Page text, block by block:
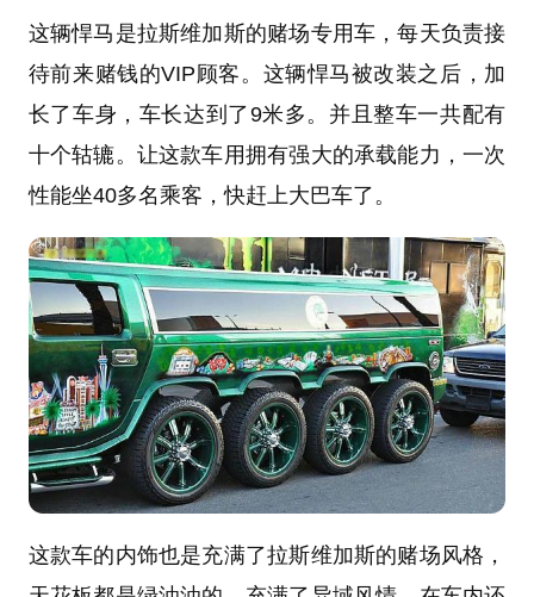
这辆悍马是拉斯维加斯的赌场专用车，每天负责接
待前来赌钱的VIP顾客。这辆悍马被改装之后，加
长了车身，车长达到了9米多。并且整车一共配有
十个轱辘。让这款车用拥有强大的承载能力，一次
性能坐40多名乘客，快赶上大巴车了。
这款车的内饰也是充满了拉斯维加斯的赌场风格，